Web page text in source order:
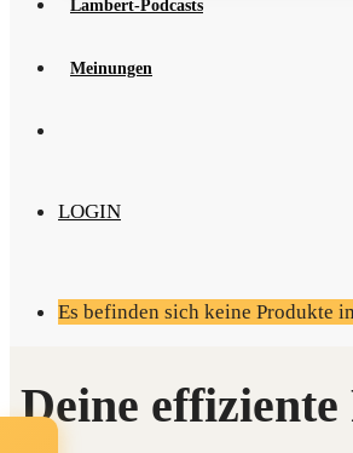
Lam­­bert-Pod­­casts
Mei­nun­gen
LOGIN
Es befinden sich keine Produkte